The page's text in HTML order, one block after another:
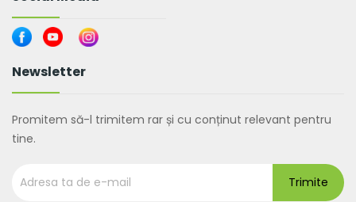
Newsletter
Promitem să-l trimitem rar și cu conținut relevant pentru
tine.